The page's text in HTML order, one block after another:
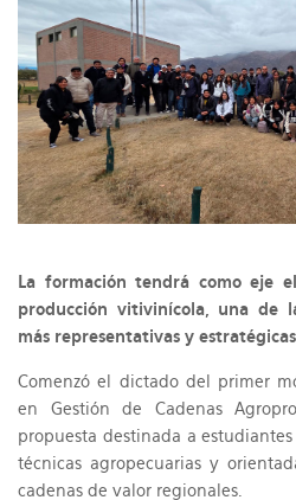
La formación tendrá como eje
producción vitivinícola, una de
más representativas y
Comenzó el dictado del primer
en Gestión de Cadenas
propuesta destinada a
técnicas agropecuarias y
cadenas de valor regionales.